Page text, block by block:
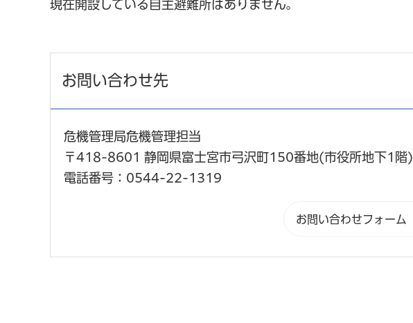
現在開設している自主避難所はありません。
お問い合わせ先
危機管理局危機管理担当
〒418-8601 静岡県富士宮市弓沢町150番地(市役所地下1階)
電話番号：0544-22-1319